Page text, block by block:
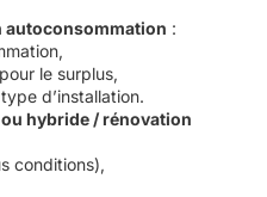
autoconsommation :
le surplus,
d’installation.
hybride / rénovation
conditions),